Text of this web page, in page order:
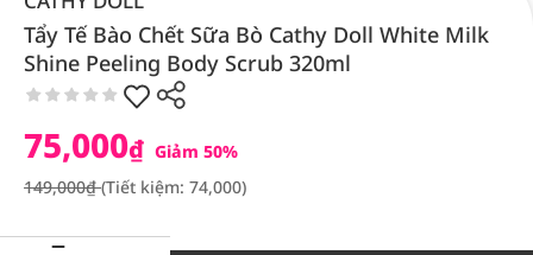
Tẩy Tế Bào Chết Sữa Bò Cathy Doll White Milk
Shine Peeling Body Scrub 320ml
75,000₫ Giảm 50%
149,000₫(Tiết kiệm: 74,000)